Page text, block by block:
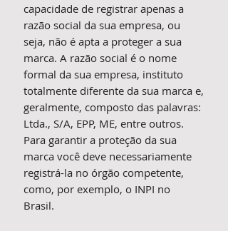
capacidade de registrar apenas a
razão social da sua empresa, ou
seja, não é apta a proteger a sua
marca. A razão social é o nome
formal da sua empresa, instituto
totalmente diferente da sua marca e,
geralmente, composto das palavras:
Ltda., S/A, EPP, ME, entre outros.
Para garantir a proteção da sua
marca você deve necessariamente
registrá-la no órgão competente,
como, por exemplo, o INPI no
Brasil.